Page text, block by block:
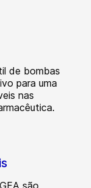
de bombas
para uma
nas